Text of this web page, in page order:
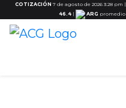
COTIZACIÓN 7 de agosto de 2026 3:28 pm |
46.4 | ARG promedio